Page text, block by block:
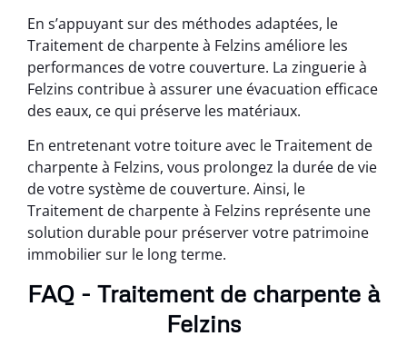
En s’appuyant sur des méthodes adaptées, le
Traitement de charpente à Felzins améliore les
performances de votre couverture. La zinguerie à
Felzins contribue à assurer une évacuation efficace
des eaux, ce qui préserve les matériaux.
En entretenant votre toiture avec le Traitement de
charpente à Felzins, vous prolongez la durée de vie
de votre système de couverture. Ainsi, le
Traitement de charpente à Felzins représente une
solution durable pour préserver votre patrimoine
immobilier sur le long terme.
FAQ - Traitement de charpente à
Felzins